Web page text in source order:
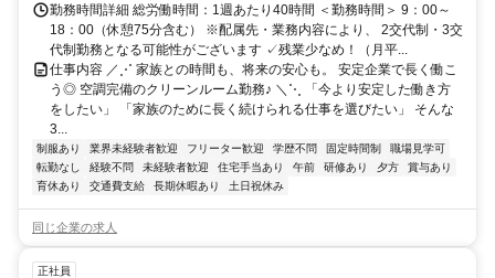
勤務時間詳細 総労働時間：1週あたり40時間 ＜勤務時間＞ 9：00～
18：00（休憩75分含む） ※配属先・業務内容により、 2交代制・3交
代制勤務となる可能性がございます ✓残業少なめ！（月平...
仕事内容 ／⋰ 家族との時間も、将来の安心も。 安定企業で長く働こ
う◎ 空調完備のクリーンルーム勤務♪ ＼⋱ 「今より安定した働き方
をしたい」 「家族のために長く続けられる仕事を選びたい」 そんな
3...
制服あり 業界未経験者歓迎 フリーター歓迎 学歴不問 固定時間制
職場見学可
転勤なし
経験不問 未経験者歓迎 住宅手当あり 午前 研修あり 夕方
賞与あり
育休あり
交通費支給 長期休暇あり 土日祝休み
同じ企業の求人
正社員